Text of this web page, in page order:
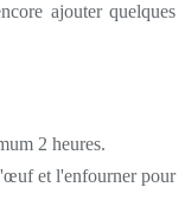
ajouter quelques
2 heures.
et l'enfourner pour